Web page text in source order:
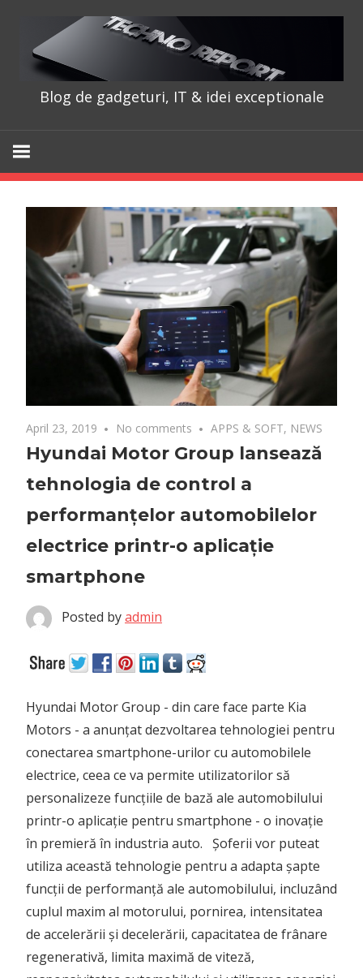
content
Blog de gadgeturi, IT & idei exceptionale
April 23, 2019 No comments APPS & SOFT, NEWS
Hyundai Motor Group lansează
tehnologia de control a
performanțelor automobilelor
electrice printr-o aplicație
smartphone
Posted byadmin
Hyundai Motor Group - din care face parte Kia
Motors - a anunțat dezvoltarea tehnologiei pentru
conectarea smartphone-urilor cu automobilele
electrice, ceea ce va permite utilizatorilor să
personalizeze funcțiile de bază ale automobilului
printr-o aplicație pentru smartphone - o inovație
în premieră în industria auto. Șoferii vor puteat
utiliza această tehnologie pentru a adapta șapte
funcții de performanță ale automobilului, incluzând
cuplul maxim al motorului, pornirea, intensitatea
de accelerării și decelerării, capacitatea de frânare
regenerativă, limita maximă de viteză,